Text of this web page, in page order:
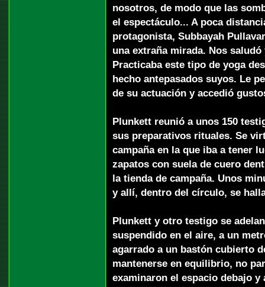
nosotros, de modo que las
el espectáculo... A poca
protagonista, Subbayah
una extraña mirada. Nos
Practicaba este tipo de yoga
hecho antepasados suyos. Le
de su actuación y accedió
Plunkett reunió a unos 150
sus preparativos rituales. Se
campaña en la que iba a tener
zapatos con suela de cuero
la tienda de campaña. Unos
y allí, dentro del círculo, se
Plunkett y otro testigo se
suspendido en el aire, a un
agarrado a un bastón cubierto
mantenerse en equilibrio, no
examinaron el espacio debajo